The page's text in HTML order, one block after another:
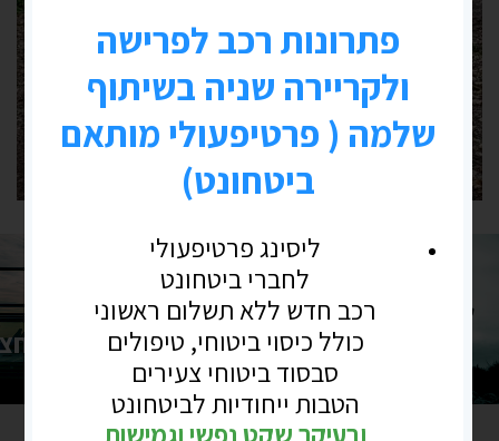
אחרי כל השנים בשירות קבע
הגיע הזמן לעשות עסקים המשיכו
למעבר לאינדקס עסקים
מאמרים